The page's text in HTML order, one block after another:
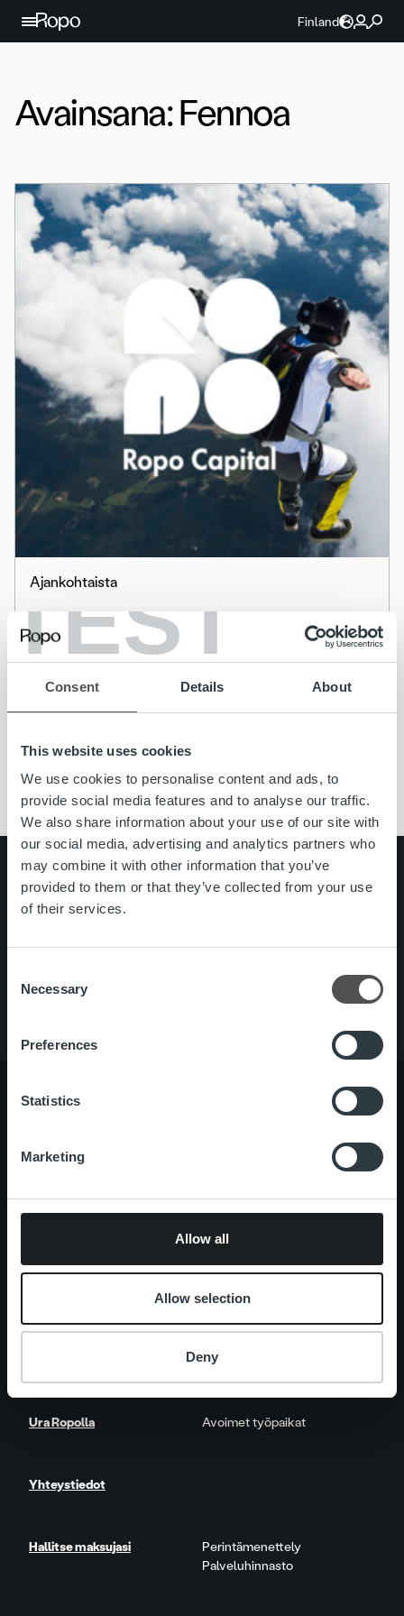
TEST
Consent Details About
This website uses cookies
We use cookies to personalise content and ads, to
provide social media features and to analyse our traffic.
We also share information about your use of our site with
our social media, advertising and analytics partners who
may combine it with other information that you’ve
provided to them or that they’ve collected from your use
of their services.
Selection
Necessary
Preferences
Statistics
Marketing
Allow all
Allow selection
Deny
Jatka sisältöön
Finland
Avainsana:Fennoa
Ajankohtaista
Ropo ja Fennoa aloittavat yhteistyön –
muistutus-, perintä- ja laskurahoituspalvelut
saatavilla Fennoan taloushallinto-
ohjelmassa
Pikalinkit
Search for:
Ihmiset ja kulttuurimme
Laskutusratkaisu
One platform
Lisäpalvelut
Asiakastarinat
Ura Ropolla Avoimet työpaikat
Yhteystiedot
Hallitse maksujasi
Perintämenettely
Palveluhinnasto